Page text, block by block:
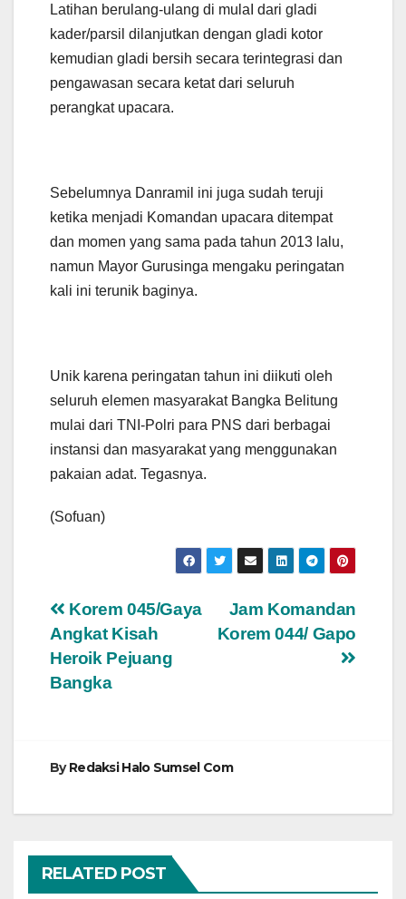
Latihan berulang-ulang di mulaI dari gladi
kader/parsil dilanjutkan dengan gladi kotor
kemudian gladi bersih secara terintegrasi dan
pengawasan secara ketat dari seluruh
perangkat upacara.
Sebelumnya Danramil ini juga sudah teruji
ketika menjadi Komandan upacara ditempat
dan momen yang sama pada tahun 2013 lalu,
namun Mayor Gurusinga mengaku peringatan
kali ini terunik baginya.
Unik karena peringatan tahun ini diikuti oleh
seluruh elemen masyarakat Bangka Belitung
mulai dari TNI-Polri para PNS dari berbagai
instansi dan masyarakat yang menggunakan
pakaian adat. Tegasnya.
(Sofuan)
Navigasi
pos
Jam Komandan
Korem 044/ Gapo
Korem 045/Gaya
Angkat Kisah
Heroik Pejuang
Bangka
ByRedaksi Halo Sumsel Com
RELATED POST